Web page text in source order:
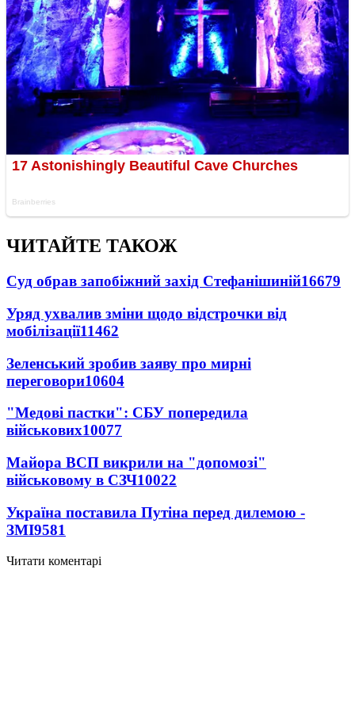
ЧИТАЙТЕ ТАКОЖ
Суд обрав запобіжний захід Стефанішиній16679
Уряд ухвалив зміни щодо відстрочки від
мобілізації11462
Зеленський зробив заяву про мирні
переговори10604
"Медові пастки": СБУ попередила
військових10077
Майора ВСП викрили на "допомозі"
військовому в СЗЧ10022
Україна поставила Путіна перед дилемою -
ЗМІ9581
Читати коментарі